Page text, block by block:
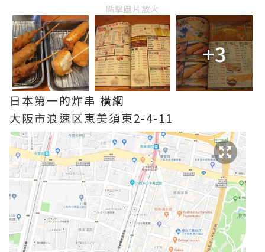
點擊圖片放大
+3
日本第一的炸串 橫綱
大阪市浪速区恵美須東2-4-11